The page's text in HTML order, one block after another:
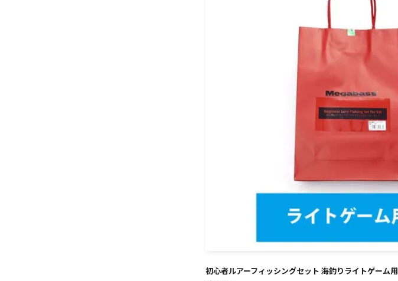
初心者ルアーフィッシングセット 海釣りライトゲーム用